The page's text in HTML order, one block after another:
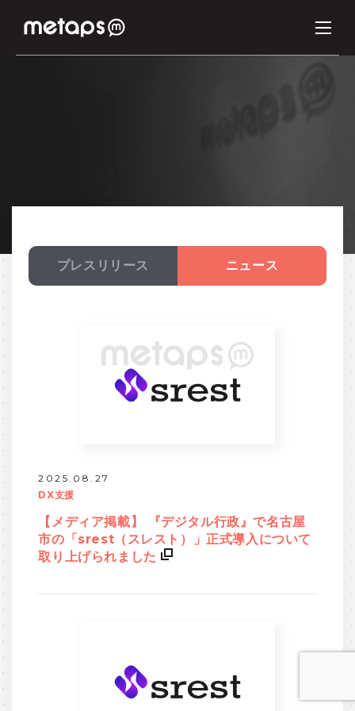
プレスリリース ニュース
2025.08.27
DX支援
【メディア掲載】 『デジタル行政』で名古屋
市の「srest（スレスト）」正式導入について
取り上げられました